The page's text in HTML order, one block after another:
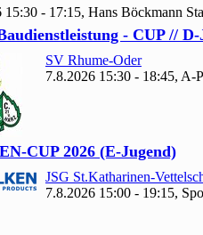
15:30 - 17:15, Hans Böckmann
- CUP //
SV Rhume-Oder
7.8.2026 15:30 - 18:45, A-
CUP2026 (E-Jugend)
JSG St.Katharinen-
7.8.2026 15:00 - 19:15,